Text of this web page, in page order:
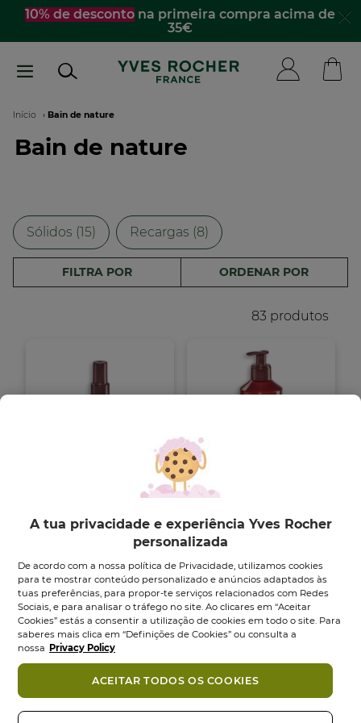
Passar
conteúdo
☀️Descobre os essenciais de verãopara te
acompanhar para todo lado​
Navegação
estrutural
Início Bain de nature
Bain de nature
Sólidos (15) Recargas (8)
FILTRA POR ORDENAR POR
83 produtos
Bruma Perfumada
Noz...
4.7 (650)
4.7
em
5
estrelas.
650
12,95 €
Adicionar
Leite para Corpo
Noz de Coco -...
Frasco
4.7 (432)
4.7
em
5
estrelas.
432
11,95 €
Adicionar
A tua privacidade e experiência Yves Rocher
personalizada
De acordo com a nossa política de Privacidade, utilizamos cookies
para te mostrar conteúdo personalizado e anúncios adaptados às
tuas preferências, para propor-te serviços relacionados com Redes
Sociais, e para analisar o tráfego no site. Ao clicares em “Aceitar
Cookies” estás a consentir a utilização de cookies em todo o site. Para
saberes mais clica em “Definições de Cookies” ou consulta a
nossa Privacy Policy
ACEITAR TODOS OS COOKIES